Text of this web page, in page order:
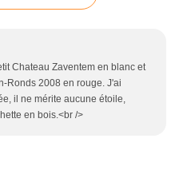
Chateau Zaventem en blanc et
Ronds 2008 en rouge. J'ai
il ne mérite aucune étoile,
en bois.<br />